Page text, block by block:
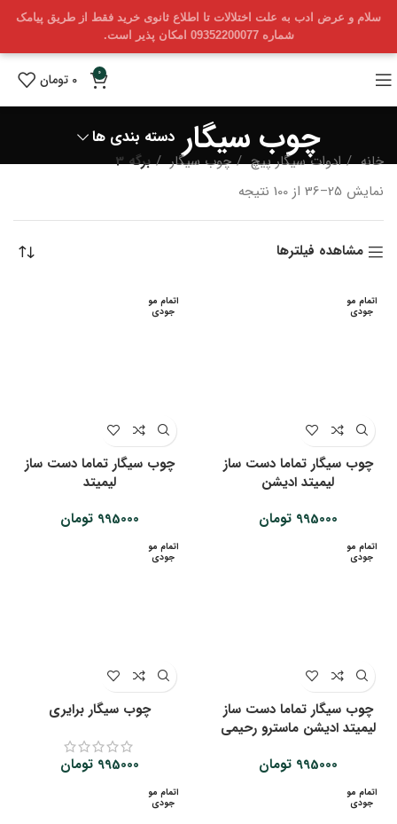
سلام و عرض ادب به علت اختلالات تا اطلاع ثانوی خرید فقط از طریق پیامک
شماره 09352200077 امکان پذیر است.
0
0 تومان
چوب سیگار دسته بندی ها
خانه ادوات سیگار پیچ چوب سیگار
برگه 3
نمایش 25–36 از 100 نتیجه
مشاهده فیلترها
اتمام مو
جودی
چوب سیگار تماما دست ساز
لیمیتد ادیشن
995000 تومان
اتمام مو
جودی
چوب سیگار تماما دست ساز
لیمیتد
995000 تومان
اتمام مو
جودی
چوب سیگار تماما دست ساز
لیمیتد ادیشن ماسترو رحیمی
995000 تومان
اتمام مو
جودی
چوب سیگار برایری
995000 تومان
اتمام مو
جودی
اتمام مو
جودی